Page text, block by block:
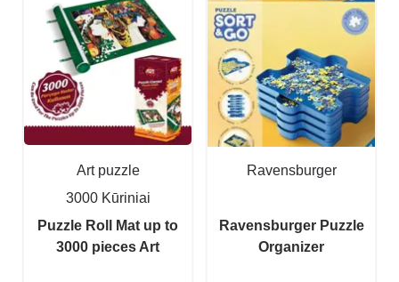
Art puzzle
3000 Kūriniai
Puzzle Roll Mat up to
3000 pieces Art
Ravensburger
Ravensburger Puzzle
Organizer